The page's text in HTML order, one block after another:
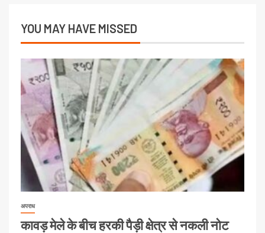
YOU MAY HAVE MISSED
अपराध
कावड़ मेले के बीच हरकी पैड़ी क्षेत्र से नकली नोट